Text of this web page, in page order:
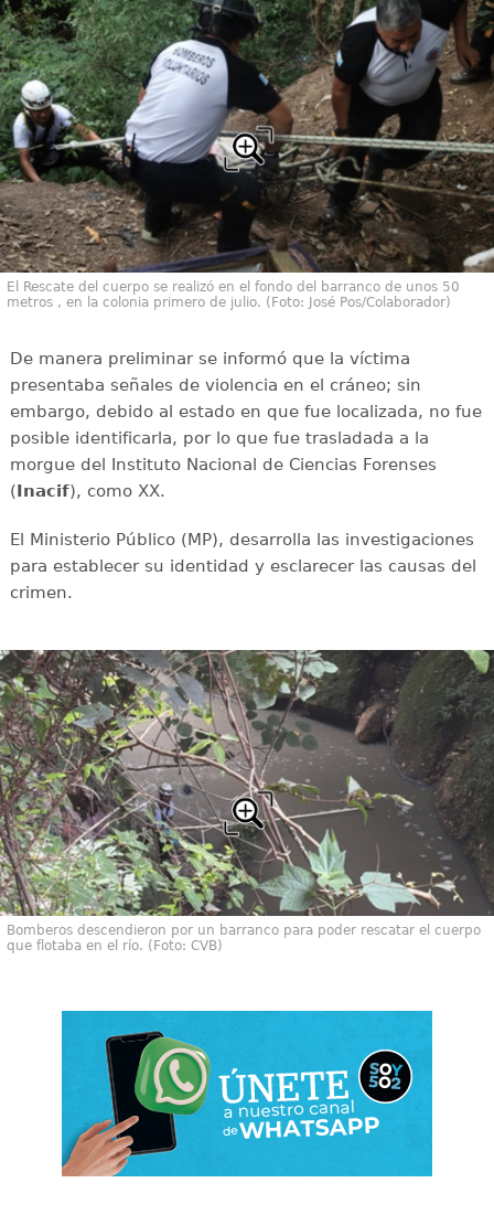
El Rescate del cuerpo se realizó en el fondo del barranco de unos 50
metros , en la colonia primero de julio. (Foto: José Pos/Colaborador)
De manera preliminar se informó que la víctima
presentaba señales de violencia en el cráneo; sin
embargo, debido al estado en que fue localizada, no fue
posible identificarla, por lo que fue trasladada a la
morgue del Instituto Nacional de Ciencias Forenses
( Inacif), como XX.
El Ministerio Público (MP), desarrolla las investigaciones
para establecer su identidad y esclarecer las causas del
crimen.
Bomberos descendieron por un barranco para poder rescatar el cuerpo
que flotaba en el río. (Foto: CVB)